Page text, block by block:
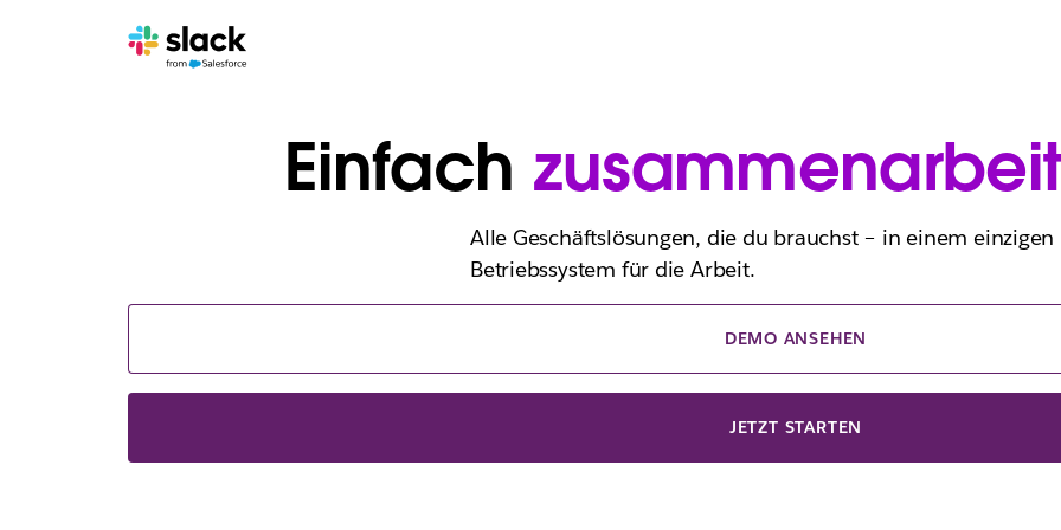
Einfach
Alle Geschäftslösungen, die du brauchst – in einem einzigen
Betriebssystem für die Arbeit.
DEMO ANSEHEN
JETZT STARTEN